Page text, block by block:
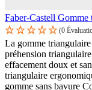
Faber-Castell
(0
La gomme
préhension
effacement doux et
triangulaire
gomme sans bavure